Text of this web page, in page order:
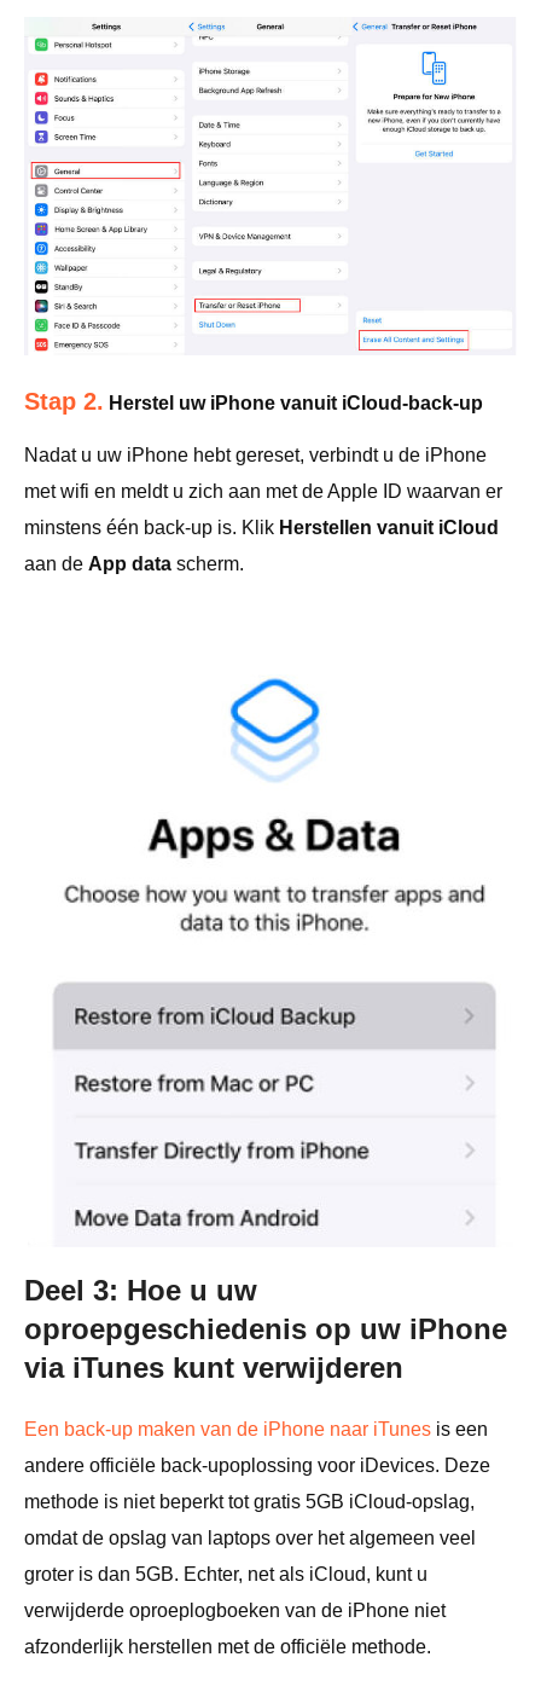
Stap 2. Herstel uw iPhone vanuit iCloud-back-up
Nadat u uw iPhone hebt gereset, verbindt u de iPhone
met wifi en meldt u zich aan met de Apple ID waarvan er
minstens één back-up is. Klik Herstellen vanuit iCloud
aan de App data scherm.
Deel 3: Hoe u uw
oproepgeschiedenis op uw iPhone
via iTunes kunt verwijderen
Een back-up maken van de iPhone naar iTunes is een
andere officiële back-upoplossing voor iDevices. Deze
methode is niet beperkt tot gratis 5GB iCloud-opslag,
omdat de opslag van laptops over het algemeen veel
groter is dan 5GB. Echter, net als iCloud, kunt u
verwijderde oproeplogboeken van de iPhone niet
afzonderlijk herstellen met de officiële methode.